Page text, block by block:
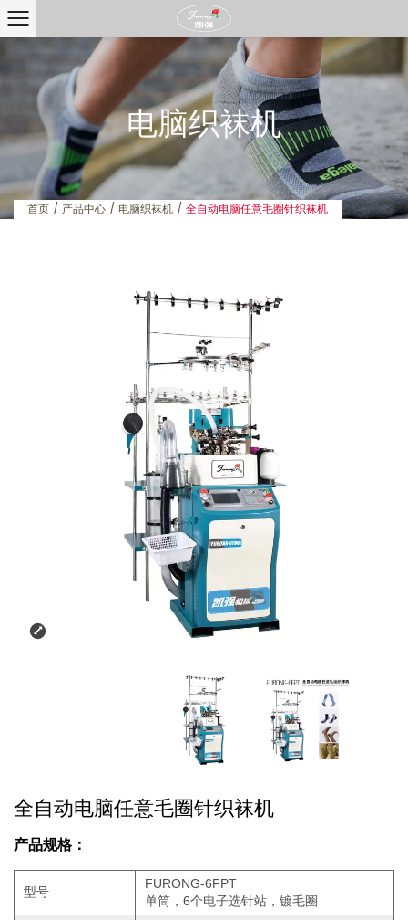
电脑织袜机
首页 / 产品中心 / 电脑织袜机 / 全自动电脑任意毛圈针织袜机
全自动电脑任意毛圈针织袜机
产品规格：
型号
FURONG-6FPT
单筒，6个电子选针站，镀毛圈